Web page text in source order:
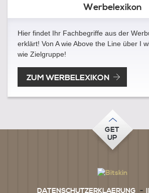
Werbelexikon
Hier findet Ihr Fachbegriffe aus der
erklärt! Von A wie Above the Line über I
wie Zielgruppe!
ZUM WERBELEXIKON
GET
UP
DATENSCHUTZERKLAERUNG -